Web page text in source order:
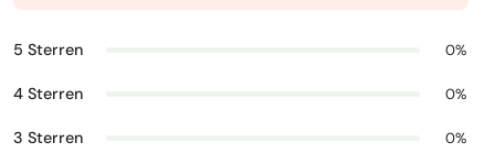
5 Sterren 0%
4 Sterren 0%
3 Sterren 0%